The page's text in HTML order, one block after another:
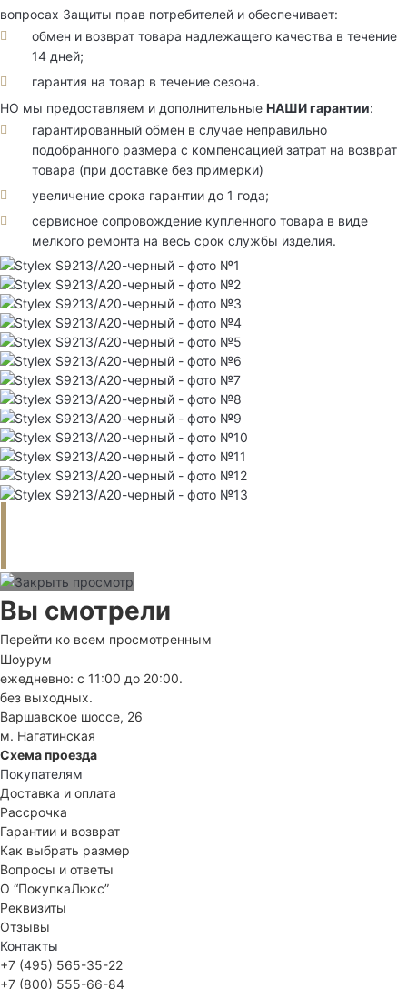
вопросах Защиты прав потребителей и обеспечивает:
обмен и возврат товара надлежащего качества в течение
14 дней;
гарантия на товар в течение сезона.
НО мы предоставляем и дополнительные НАШИ гарантии:
гарантированный обмен в случае неправильно
подобранного размера с компенсацией затрат на возврат
товара (при доставке без примерки)
увеличение срока гарантии до 1 года;
сервисное сопровождение купленного товара в виде
мелкого ремонта на весь срок службы изделия.
Вы смотрели
Перейти ко всем просмотренным
Шоурум
ежедневно: с 11:00 до 20:00.
без выходных.
Варшавское шоссе, 26
м. Нагатинская
Схема проезда
Покупателям
Доставка и оплата
Рассрочка
Гарантии и возврат
Как выбрать размер
Вопросы и ответы
О “ПокупкаЛюкс”
Реквизиты
Отзывы
Контакты
+7 (495) 565-35-22
+7 (800) 555-66-84